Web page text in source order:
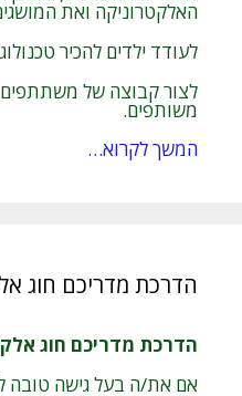
האלקטרוניקה ואת
לעודד ילדים להכיר
לצור קבוצה של משתתפים
משותפים.
המשך לקרוא…
הדרכת מדריכם חוג
הדרכת מדריכם חוג
אם את/ה בעל גישה טובה